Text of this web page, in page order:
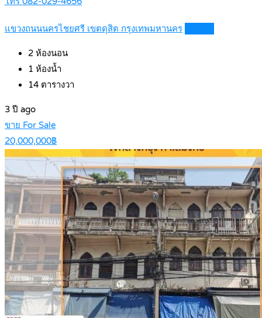
แขวงถนนนครไชยศรี เขตดุสิต กรุงเทพมหานคร
2 ห้องนอน
1 ห้องน้ำ
14 ตารางวา
3 ปี ago
ขาย For Sale
20,000,000฿